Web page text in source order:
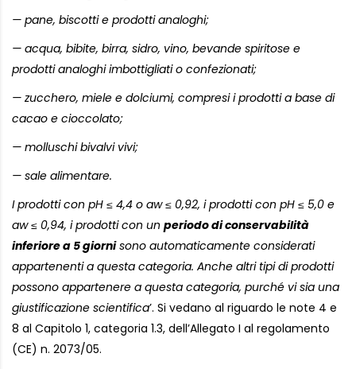
— pane, biscotti e prodotti analoghi;
— acqua, bibite, birra, sidro, vino, bevande spiritose e
prodotti analoghi imbottigliati o confezionati;
— zucchero, miele e dolciumi, compresi i prodotti a base di
cacao e cioccolato;
— molluschi bivalvi vivi;
— sale alimentare.
I prodotti con pH ≤ 4,4 o aw ≤ 0,92, i prodotti con pH ≤ 5,0 e
aw ≤ 0,94, i prodotti con un periodo di conservabilità
inferiore a 5 giornisono automaticamente considerati
appartenenti a questa categoria. Anche altri tipi di prodotti
possono appartenere a questa categoria, purché vi sia una
giustificazione scientifica’. Si vedano al riguardo le note 4 e
8 al Capitolo 1, categoria 1.3, dell’Allegato I al regolamento
(CE) n. 2073/05.